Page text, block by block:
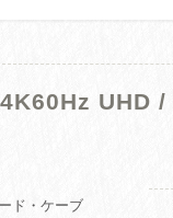
UHD
ド・ケーブ